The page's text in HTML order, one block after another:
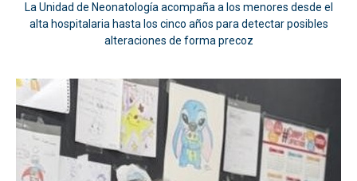
La Unidad de Neonatología acompaña a los menores desde el
alta hospitalaria hasta los cinco años para detectar posibles
alteraciones de forma precoz